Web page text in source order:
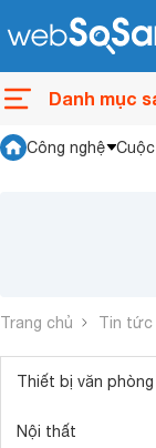
Danh mục
Công nghệ
Trang chủ Tin tức
Thiết bị văn phòng
Nội thất